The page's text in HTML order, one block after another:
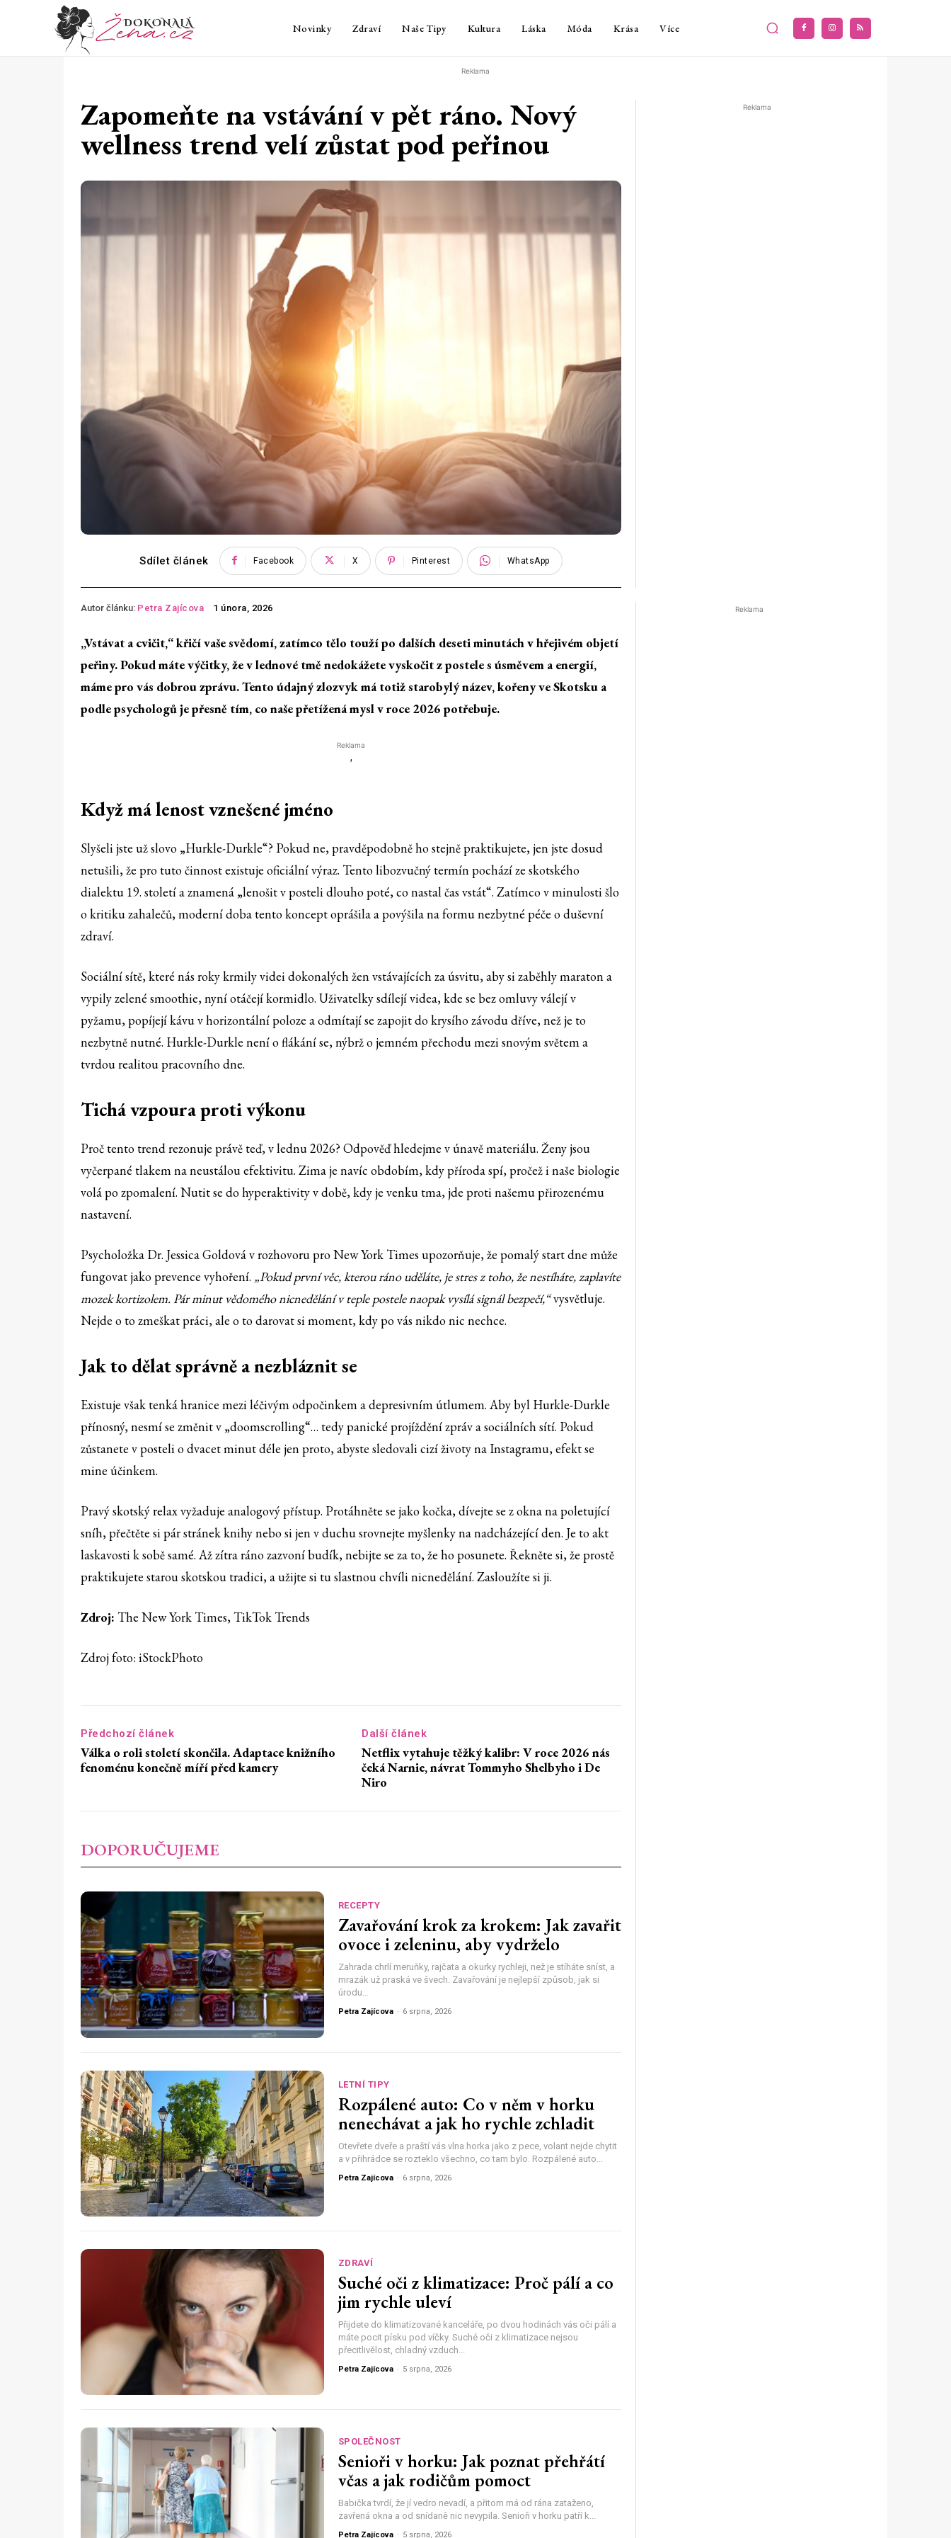
Novinky Zdraví Naše Tipy Kultura Láska Móda Krása Více
Reklama
Zapomeňte na vstávání v pět ráno. Nový
wellness trend velí zůstat pod peřinou
Sdílet článek Facebook X Pinterest WhatsApp
Reklama
Autor článku: Petra Zajícova 1 února, 2026
„Vstávat a cvičit,“ křičí vaše svědomí, zatímco tělo touží po dalších deseti minutách v hřejivém objetí
peřiny. Pokud máte výčitky, že v lednové tmě nedokážete vyskočit z postele s úsměvem a energií,
máme pro vás dobrou zprávu. Tento údajný zlozvyk má totiž starobylý název, kořeny ve Skotsku a
podle psychologů je přesně tím, co naše přetížená mysl v roce 2026 potřebuje.
Reklama
'
Když má lenost vznešené jméno
Slyšeli jste už slovo „Hurkle-Durkle“? Pokud ne, pravděpodobně ho stejně praktikujete, jen jste dosud
netušili, že pro tuto činnost existuje oficiální výraz. Tento libozvučný termín pochází ze skotského
dialektu 19. století a znamená „lenošit v posteli dlouho poté, co nastal čas vstát“. Zatímco v minulosti šlo
o kritiku zahalečů, moderní doba tento koncept oprášila a povýšila na formu nezbytné péče o duševní
zdraví.
Sociální sítě, které nás roky krmily videi dokonalých žen vstávajících za úsvitu, aby si zaběhly maraton a
vypily zelené smoothie, nyní otáčejí kormidlo. Uživatelky sdílejí videa, kde se bez omluvy válejí v
pyžamu, popíjejí kávu v horizontální poloze a odmítají se zapojit do krysího závodu dříve, než je to
nezbytně nutné. Hurkle-Durkle není o flákání se, nýbrž o jemném přechodu mezi snovým světem a
tvrdou realitou pracovního dne.
Tichá vzpoura proti výkonu
Proč tento trend rezonuje právě teď, v lednu 2026? Odpověď hledejme v únavě materiálu. Ženy jsou
vyčerpané tlakem na neustálou efektivitu. Zima je navíc obdobím, kdy příroda spí, pročež i naše biologie
volá po zpomalení. Nutit se do hyperaktivity v době, kdy je venku tma, jde proti našemu přirozenému
nastavení.
Psycholožka Dr. Jessica Goldová v rozhovoru pro New York Times upozorňuje, že pomalý start dne může
fungovat jako prevence vyhoření. „Pokud první věc, kterou ráno uděláte, je stres z toho, že nestíháte, zaplavíte
mozek kortizolem. Pár minut vědomého nicnedělání v teple postele naopak vysílá signál bezpečí,“vysvětluje.
Nejde o to zmeškat práci, ale o to darovat si moment, kdy po vás nikdo nic nechce.
Jak to dělat správně a nezbláznit se
Existuje však tenká hranice mezi léčivým odpočinkem a depresivním útlumem. Aby byl Hurkle-Durkle
přínosný, nesmí se změnit v „doomscrolling“… tedy panické projíždění zpráv a sociálních sítí. Pokud
zůstanete v posteli o dvacet minut déle jen proto, abyste sledovali cizí životy na Instagramu, efekt se
mine účinkem.
Pravý skotský relax vyžaduje analogový přístup. Protáhněte se jako kočka, dívejte se z okna na poletující
sníh, přečtěte si pár stránek knihy nebo si jen v duchu srovnejte myšlenky na nadcházející den. Je to akt
laskavosti k sobě samé. Až zítra ráno zazvoní budík, nebijte se za to, že ho posunete. Řekněte si, že prostě
praktikujete starou skotskou tradici, a užijte si tu slastnou chvíli nicnedělání. Zasloužíte si ji.
Zdroj: The New York Times, TikTok Trends
Zdroj foto: iStockPhoto
Předchozí článek
Válka o roli století skončila. Adaptace knižního
fenoménu konečně míří před kamery
Další článek
Netflix vytahuje těžký kalibr: V roce 2026 nás
čeká Narnie, návrat Tommyho Shelbyho i De
Niro
DOPORUČUJEME
RECEPTY
Zavařování krok za krokem: Jak zavařit
ovoce i zeleninu, aby vydrželo
Zahrada chrlí meruňky, rajčata a okurky rychleji, než je stíháte sníst, a
mrazák už praská ve švech. Zavařování je nejlepší způsob, jak si
úrodu...
Petra Zajícova - 6 srpna, 2026
LETNÍ TIPY
Rozpálené auto: Co v něm v horku
nenechávat a jak ho rychle zchladit
Otevřete dveře a praští vás vlna horka jako z pece, volant nejde chytit
a v přihrádce se rozteklo všechno, co tam bylo. Rozpálené auto...
Petra Zajícova - 6 srpna, 2026
ZDRAVÍ
Suché oči z klimatizace: Proč pálí a co
jim rychle uleví
Přijdete do klimatizované kanceláře, po dvou hodinách vás oči pálí a
máte pocit písku pod víčky. Suché oči z klimatizace nejsou
přecitlivělost, chladný vzduch...
Petra Zajícova - 5 srpna, 2026
SPOLEČNOST
Senioři v horku: Jak poznat přehřátí
včas a jak rodičům pomoct
Babička tvrdí, že jí vedro nevadí, a přitom má od rána zataženo,
zavřená okna a od snídaně nic nevypila. Senioři v horku patří k...
Petra Zajícova - 5 srpna, 2026
Reklama